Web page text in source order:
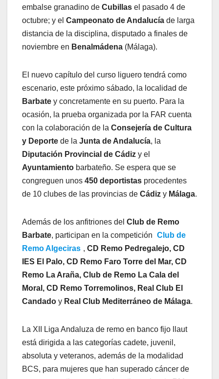
embalse granadino de Cubillas el pasado 4 de
octubre; y el Campeonato de Andalucía de larga
distancia de la disciplina, disputado a finales de
noviembre en Benalmádena (Málaga).
El nuevo capítulo del curso liguero tendrá como
escenario, este próximo sábado, la localidad de
Barbate y concretamente en su puerto. Para la
ocasión, la prueba organizada por la FAR cuenta
con la colaboración de la Consejería de Cultura
y Deporte de la Junta de Andalucía, la
Diputación Provincial de Cádiz y el
Ayuntamiento barbateño. Se espera que se
congreguen unos 450 deportistas procedentes
de 10 clubes de las provincias de Cádiz y Málaga.
Además de los anfitriones del Club de Remo
Barbate, participan en la competición Club de
Remo Algeciras , CD Remo Pedregalejo, CD
IES El Palo, CD Remo Faro Torre del Mar, CD
Remo La Araña, Club de Remo La Cala del
Moral, CD Remo Torremolinos, Real Club El
Candado y Real Club Mediterráneo de Málaga.
La XII Liga Andaluza de remo en banco fijo llaut
está dirigida a las categorías cadete, juvenil,
absoluta y veteranos, además de la modalidad
BCS, para mujeres que han superado cáncer de